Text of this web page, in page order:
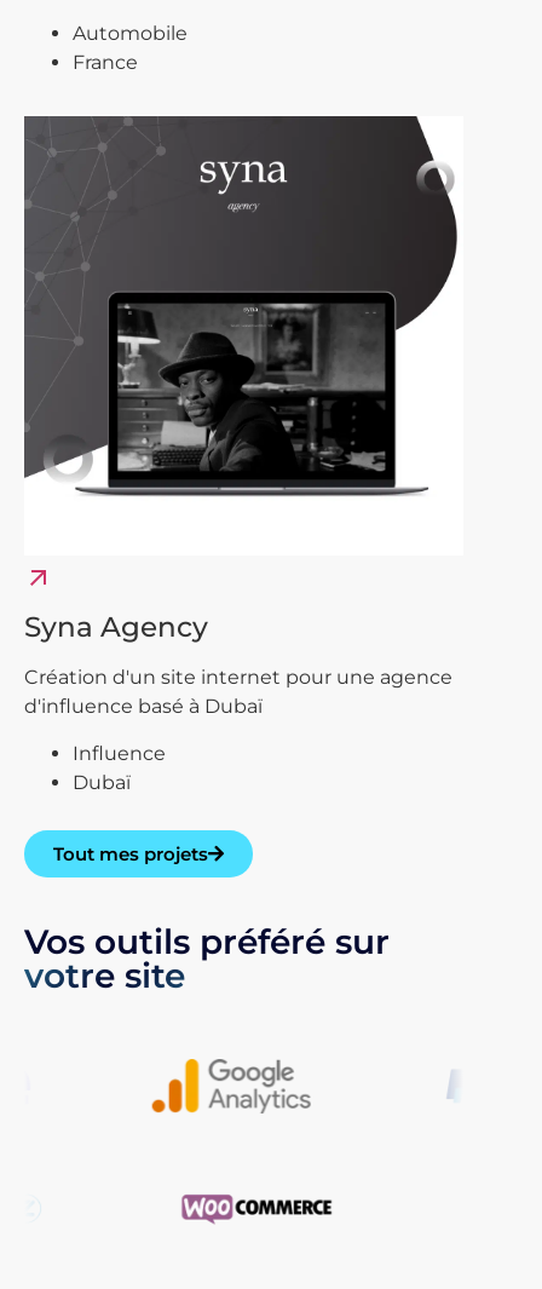
Automobile
France
arrow_outward
Syna Agency
Création d'un site internet pour une agence
d'influence basé à Dubaï
Influence
Dubaï
Tout mes projets
Vos outils préféré sur
votre site